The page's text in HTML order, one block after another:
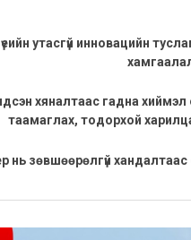
үеийн утасгүй инновацийн
хяналтаас гадна
таамаглах, тодорхой харилцах,
нь зөвшөөрөлгүй